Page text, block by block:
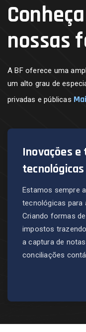
nossas
A BF oferece uma
um alto grau de
privadas e públicas
Inovações e
tecnológicas
Estamos sempre
tecnológicas para
Criando formas
impostos
a captura de
conciliações